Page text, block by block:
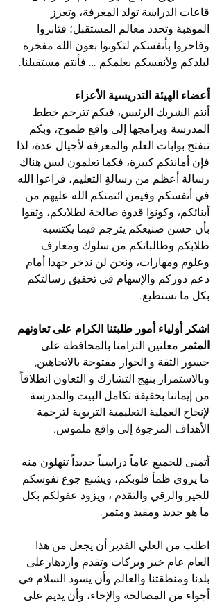
قاعات الدراسة تولد المعرفة، وتعزز
الموهبة وتحدد معالم المستقبل؛ فثابروا
وفاخروا بأنفسكم لتكونوا بعون الله مفخرة
لبلدكم ولأنفسكم بعلمكم … فأنتم مستقبلنا.
أعضاء الهيئة التدريسية الأعزاء
أنتم الشريك الرئيس، فبكم تترجم خطط
المدرسة وبرامجها إلى واقع طموح، وبكم
تنفتح بوابات العلم والمعرفة لأجيال عدة، لذا
فإن أمانتكم كبيرة، فكما تعلمون ليس هناك
رسالة أعظم من رسالةِ التعليم، فراعوا الله
في أنفسكم وفيمن ائتمنكم الله عليهم من
أبنائكم، وكونوا قدوة صالحة لطلابكم، وثقوا
بأن حسن صنيعكم يترجم فيما يكتسبه
طلابكم وطالباتكم من سلوك ومعارف
وعلوم ومهارات، ونحن لن ندخر جهدا أمام
دعم دوركم والإسهام في تحقيق رسالتكم
بكل ما نستطيع.
اشكر أولياء أمور طلبتنا الكرام على تعاونهم
المثمر معلنين التزامنا بالمحافظة على
جسور الثقة و الحوار مفتوحة بالاتجاهين,
وبالاستمرار بنهج التشارك و التعاون انطلاقاً
من إيماننا بحقيقة تكامل البيت والمدرسة
لإنجاح العملية التعليمية التربوية لترجمة
الأهداف المرجوة إلى واقع ملموس.
أتمنى للجميع عاماً دراسياً جديداً تنهلون منه
ما يروي ظمأ قلوبكم، ويشبع جوع نفوسكم
للخير والرقي والتقدم ، ويزود عقولكم بكل
ما هو جديد ومفيد ومثمر.
اطلب من العلي القدير أن يجعل من هذا
العام عام خير وبركات وتقدم وازدهارعلى
بلدنا ومنطقتنا والعالم وأن يسود السلام في
أجواء من المصالحة والإخاء، وأن يديم على